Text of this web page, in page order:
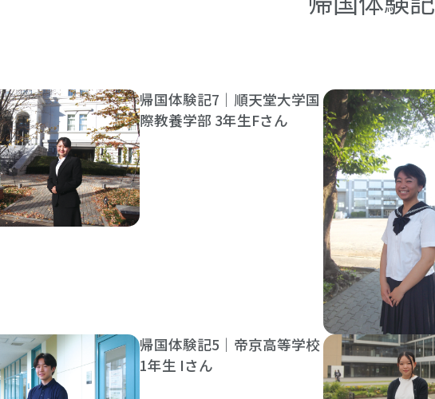
帰国体験記7｜順天堂大学国
際教養学部 3年生Fさん
帰国体験記5｜帝京高等学校
1年生 Iさん